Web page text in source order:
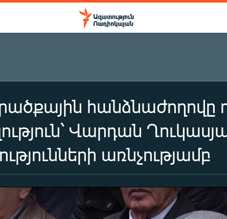
հանձնաժողովը
Վարդան
առնչությամբ